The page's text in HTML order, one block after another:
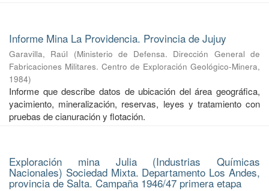
Informe Mina La Providencia. Provincia de Jujuy
Garavilla, Raúl (Ministerio de Defensa. Dirección General de
Fabricaciones Militares. Centro de Exploración Geológico-Minera,
1984)
Informe que describe datos de ubicación del área geográfica,
yacimiento, mineralización, reservas, leyes y tratamiento con
pruebas de cianuración y flotación.
Exploración mina Julia (Industrias Químicas
Nacionales) Sociedad Mixta. Departamento Los Andes,
provincia de Salta. Campaña 1946/47 primera etapa